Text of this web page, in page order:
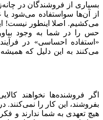
بسیاری از فروشندگان در
از آن‌ها سواستفاده می‌شود یا
می‌کشیم. اصلا اینطور نیست!
حس را در شما به وجود
«استفاده احساسی» در
می‌کنند به این دلیل که
اگر فروشنده‌ها نخواهند
بفروشند، این کار را نمی‌کنند.
هیچ تعهدی به شما ندارند و